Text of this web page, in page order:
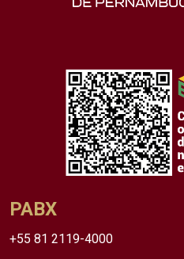
PABX
+55 81 2119-4000